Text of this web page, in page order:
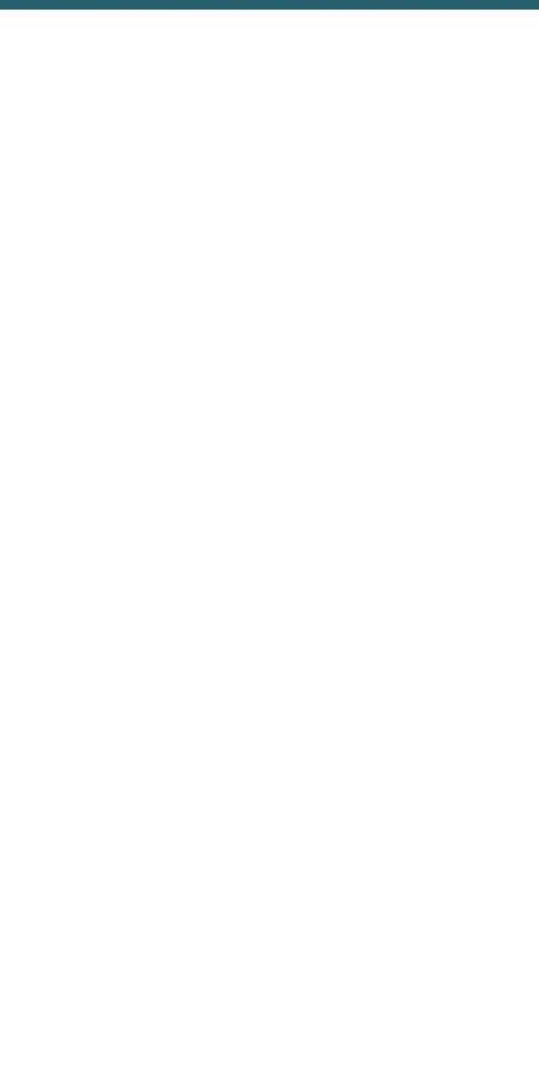
Via Marche, Torre Lapillo, Le, ItaliaVia Alessano & Sp340, Torre